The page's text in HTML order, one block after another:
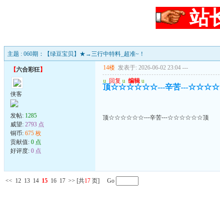
站
主题 : 060期：【绿豆宝贝】★→三行中特料_超准~！
【六合彩狂】
侠客
发帖: 1285
威望: 2793 点
铜币: 675 枚
贡献值: 0 点
好评度: 0 点
14楼 发表于: 2026-06-02 23:04 ---
u 回复 u 编辑 u
顶☆☆☆☆☆☆---辛苦---
顶☆☆☆☆☆☆---辛苦---☆☆☆☆☆☆顶
<< 12 13 14 15 16 17 >> [共17 页] Go